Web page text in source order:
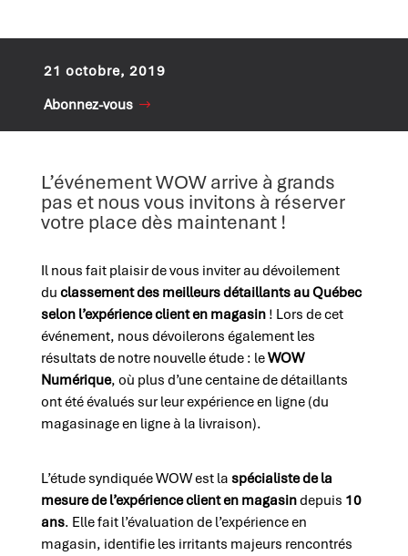
21 octobre, 2019
Abonnez-vous
L’événement WOW arrive à grands
pas et nous vous invitons à réserver
votre place dès maintenant !
Il nous fait plaisir de vous inviter au dévoilement
du classement des meilleurs détaillants au Québec
selon l’expérience client en magasin ! Lors de cet
événement, nous dévoilerons également les
résultats de notre nouvelle étude : leWOW
Numérique, où plus d’une centaine de détaillants
ont été évalués sur leur expérience en ligne (du
magasinage en ligne à la livraison).
L’étude syndiquée WOW est la spécialiste de la
mesure de l’expérience client en magasindepuis 10
ans. Elle fait l’évaluation de l’expérience en
magasin, identifie les irritants majeurs rencontrés